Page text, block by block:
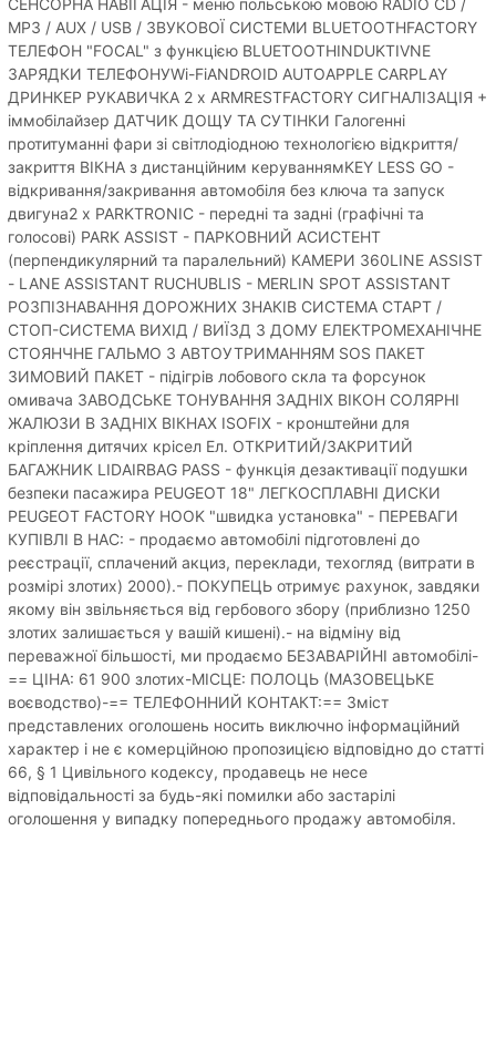
СЕНСОРНА НАВІГАЦІЯ - меню польською мовою RADIO CD /
MP3 / AUX / USB / ЗВУКОВОЇ СИСТЕМИ BLUETOOTHFACTORY
ТЕЛЕФОН "FOCAL" з функцією BLUETOOTHINDUKTIVNE
ЗАРЯДКИ ТЕЛЕФОНУWi-FiANDROID AUTOAPPLE CARPLAY
ДРИНКЕР РУКАВИЧКА 2 x ARMRESTFACTORY СИГНАЛІЗАЦІЯ +
іммобілайзер ДАТЧИК ДОЩУ ТА СУТІНКИ Галогенні
протитуманні фари зі світлодіодною технологією відкриття/
закриття ВІКНА з дистанційним керуваннямKEY LESS GO -
відкривання/закривання автомобіля без ключа та запуск
двигуна2 x PARKTRONIC - передні та задні (графічні та
голосові) PARK ASSIST - ПАРКОВНИЙ АСИСТЕНТ
(перпендикулярний та паралельний) КАМЕРИ 360LINE ASSIST
- LANE ASSISTANT RUCHUBLIS - MERLIN SPOT ASSISTANT
РОЗПІЗНАВАННЯ ДОРОЖНИХ ЗНАКІВ СИСТЕМА СТАРТ /
СТОП-СИСТЕМА ВИХІД / ВИЇЗД З ДОМУ ЕЛЕКТРОМЕХАНІЧНЕ
СТОЯНЧНЕ ГАЛЬМО З АВТОУТРИМАННЯМ SOS ПАКЕТ
ЗИМОВИЙ ПАКЕТ - підігрів лобового скла та форсунок
омивача ЗАВОДСЬКЕ ТОНУВАННЯ ЗАДНІХ ВІКОН СОЛЯРНІ
ЖАЛЮЗИ В ЗАДНІХ ВІКНАХ ISOFIX - кронштейни для
кріплення дитячих крісел Ел. ОТКРИТИЙ/ЗАКРИТИЙ
БАГАЖНИК LIDAIRBAG PASS - функція дезактивації подушки
безпеки пасажира PEUGEOT 18" ЛЕГКОСПЛАВНІ ДИСКИ
PEUGEOT FACTORY HOOK "швидка установка" - ПЕРЕВАГИ
КУПІВЛІ В НАС: - продаємо автомобілі підготовлені до
реєстрації, сплачений акциз, переклади, техогляд (витрати в
розмірі злотих) 2000).- ПОКУПЕЦЬ отримує рахунок, завдяки
якому він звільняється від гербового збору (приблизно 1250
злотих залишається у вашій кишені).- на відміну від
переважної більшості, ми продаємо БЕЗАВАРІЙНІ автомобілі-
== ЦІНА: 61 900 злотих-МІСЦЕ: ПОЛОЦЬ (МАЗОВЕЦЬКЕ
воєводство)-== ТЕЛЕФОННИЙ КОНТАКТ:== Зміст
представлених оголошень носить виключно інформаційний
характер і не є комерційною пропозицією відповідно до статті
66, § 1 Цивільного кодексу, продавець не несе
відповідальності за будь-які помилки або застарілі
оголошення у випадку попереднього продажу автомобіля.